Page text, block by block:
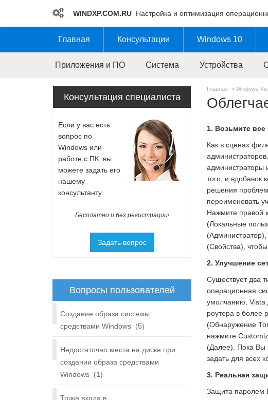
WINDXP.COM.RU Настройка и оптимизация
Главная Консультации Windows 10
Приложения и ПО Система Устройства
Главная -> Windows
1. Возьмите
Как в сценах
администраторы
того, и вдобавок
решения
переименовать
Нажмите правой
(Локальные
(Свойства),
2. Улучшение
Существует два
операционная
умолчанию, Vista
роутера в более
(Обнаружение
нажмите
(Далее). Пока Вы
задать для всех
3. Реальная
Защита паролем
Консультация специалиста
Если у вас есть
вопрос по
Windows или
работе с ПК, вы
можете задать его
нашему
консультанту.
Бесплатно и без регистрации!
Задать вопрос
Вопросы пользователей
Создание образа системы
средствами Windows (5)
Недостаточно места на диске при
создании образа средствами
Windows (1)
Точка входа в